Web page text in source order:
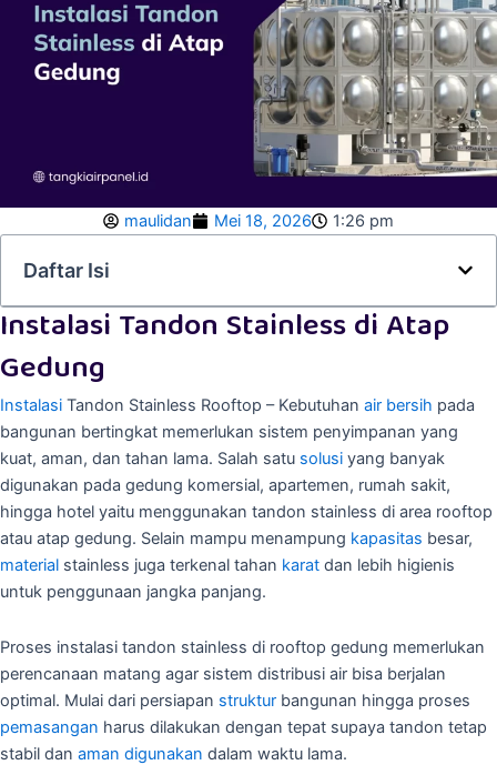
maulidan Mei 18, 2026 1:26 pm
Daftar Isi
Instalasi Tandon Stainless di Atap
Gedung
Instalasi Tandon Stainless Rooftop – Kebutuhan air bersih pada
bangunan bertingkat memerlukan sistem penyimpanan yang
kuat, aman, dan tahan lama. Salah satu solusi yang banyak
digunakan pada gedung komersial, apartemen, rumah sakit,
hingga hotel yaitu menggunakan tandon stainless di area rooftop
atau atap gedung. Selain mampu menampung kapasitas besar,
material stainless juga terkenal tahan karat dan lebih higienis
untuk penggunaan jangka panjang.
Proses instalasi tandon stainless di rooftop gedung memerlukan
perencanaan matang agar sistem distribusi air bisa berjalan
optimal. Mulai dari persiapan struktur bangunan hingga proses
pemasangan harus dilakukan dengan tepat supaya tandon tetap
stabil dan aman digunakan dalam waktu lama.